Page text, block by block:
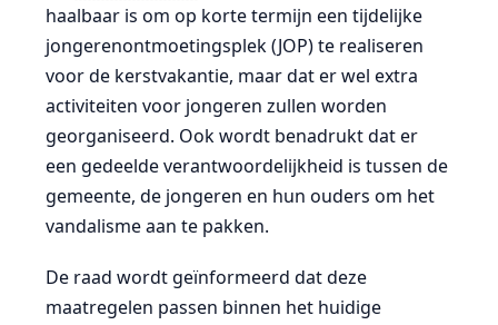
haalbaar is om op korte termijn een tijdelijke
jongerenontmoetingsplek (JOP) te realiseren
voor de kerstvakantie, maar dat er wel extra
activiteiten voor jongeren zullen worden
georganiseerd. Ook wordt benadrukt dat er
een gedeelde verantwoordelijkheid is tussen de
gemeente, de jongeren en hun ouders om het
vandalisme aan te pakken.
De raad wordt geïnformeerd dat deze
maatregelen passen binnen het huidige